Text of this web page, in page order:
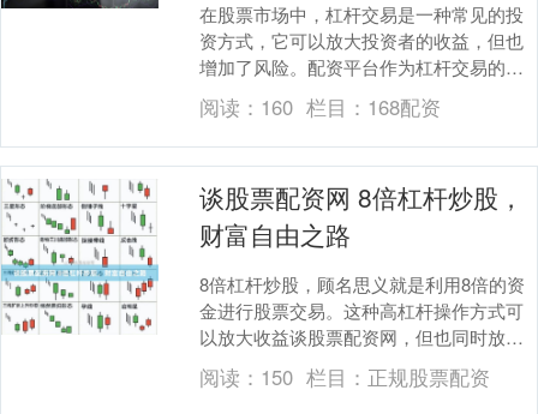
在股票市场中，杠杆交易是一种常见的投
资方式，它可以放大投资者的收益，但也
增加了风险。配资平台作为杠杆交易的提
供方，为投资者提供了便捷的杠杆融资渠
道。 * **放....
阅读： 160 栏目： 168配资
谈股票配资网 8倍杠杆炒股，
财富自由之路
8倍杠杆炒股，顾名思义就是利用8倍的资
金进行股票交易。这种高杠杆操作方式可
以放大收益谈股票配资网，但也同时放大
了风险。 选择一家信誉良好的配资公司是
至关重要的。....
阅读： 150 栏目： 正规股票配资